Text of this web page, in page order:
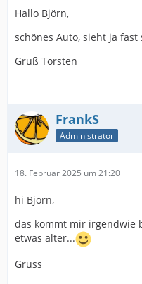
Hallo Björn,
schönes Auto, sieht ja
Gruß Torsten
FrankS
Administrator
18. Februar 2025 um 21:20
hi Björn,
das kommt mir irgendwie
etwas älter...
Gruss